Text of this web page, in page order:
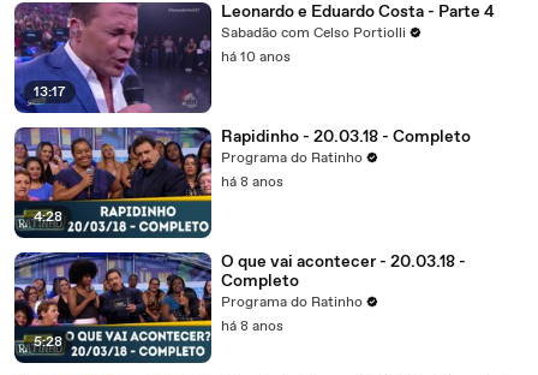
13:17
Leonardo e Eduardo Costa - Parte 4
Sabadão com Celso Portiolli
há 10 anos
4:28
Rapidinho - 20.03.18 - Completo
Programa do Ratinho
há 8 anos
5:28
O que vai acontecer - 20.03.18 -
Completo
Programa do Ratinho
há 8 anos